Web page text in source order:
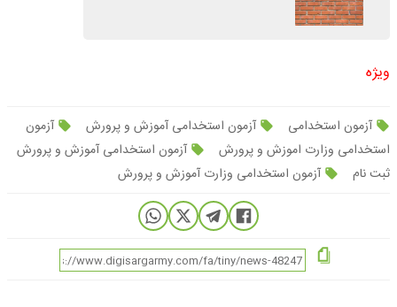
ویژه
آزمون استخدامی آزمون استخدامی آموزش و پرورش
آزمون
استخدامی وزارت اموزش و پرورش
آزمون استخدامی آموزش و پرورش
ثبت نام
آزمون استخدامی وزارت آموزش‌ و پرورش